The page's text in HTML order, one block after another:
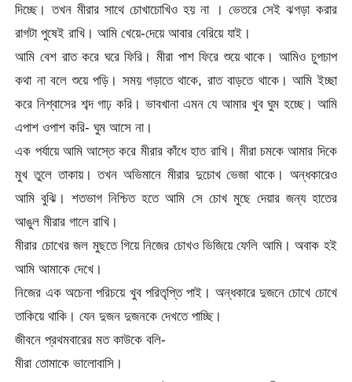
দিচ্ছে। তখন মীরার সাথে চোখাচোখিও হয় না । ভেতরে সেই ঝগড়া করার
রাগটা পুষেই রাখি। আমি খেয়ে-দেয়ে আবার বেরিয়ে যাই।
আমি বেশ রাত করে ঘরে ফিরি। মীরা পাশ ফিরে শুয়ে থাকে। আমিও চুপচাপ
কথা না বলে শুয়ে পড়ি। সময় গড়াতে থাকে, রাত বাড়তে থাকে। আমি ইচ্ছা
করে নিশ্বাসের শব্দ গাঢ় করি। ভাবখানা এমন যে আমার খুব ঘুম হচ্ছে। আমি
এপাশ ওপাশ করি- ঘুম আসে না।
এক পর্যায়ে আমি আস্তে করে মীরার কাঁধে হাত রাখি। মীরা চমকে আমার দিকে
মুখ তুলে তাকায়। তখন অভিমানে মীরার দুচোখ ভেজা থাকে। অন্ধকারেও
আমি বুঝি। শতভাগ নিশ্চিত হতে আমি সে চোখ মুছে দেয়ার জন্য হাতের
আঙুল মীরার গালে রাখি।
মীরার চোখের জল মুছতে গিয়ে নিজের চোখও ভিজিয়ে ফেলি আমি। অবাক হই
আমি আমাকে দেখে।
নিজের এক অচেনা পরিচয়ে খুব পরিতৃপ্তি পাই। অন্ধকারে দুজনে চোখে চোখে
তাকিয়ে থাকি। যেন দুজন দুজনকে দেখতে পাচ্ছি।
জীবনে প্রথমবারের মত কাউকে বলি-
মীরা তোমাকে ভালোবাসি।